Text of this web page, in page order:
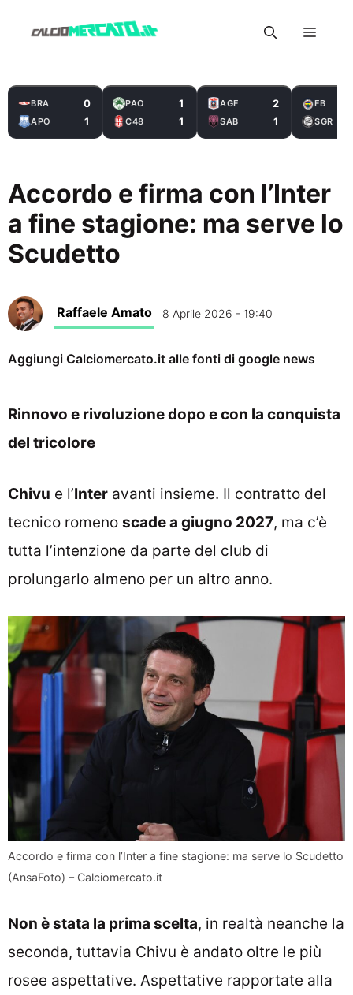
Menu
BRA 0
APO 1
PAO 1
C48 1
AGF 2
SAB 1
FB
SGR
Accordo e firma con l’Inter
a fine stagione: ma serve lo
Scudetto
Raffaele Amato 8 Aprile 2026 - 19:40
Aggiungi Calciomercato.it alle fonti di google news
Rinnovo e rivoluzione dopo e con la conquista
del tricolore
Chivu e l’Inter avanti insieme. Il contratto del
tecnico romeno scade a giugno 2027, ma c’è
tutta l’intenzione da parte del club di
prolungarlo almeno per un altro anno.
Accordo e firma con l’Inter a fine stagione: ma serve lo Scudetto
(AnsaFoto) – Calciomercato.it
Non è stata la prima scelta, in realtà neanche la
seconda, tuttavia Chivu è andato oltre le più
rosee aspettative. Aspettative rapportate alla